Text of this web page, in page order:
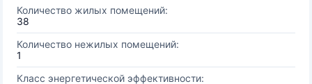
Количество жилых помещений:
38
Количество нежилых помещений:
1
Класс энергетической эффективности: